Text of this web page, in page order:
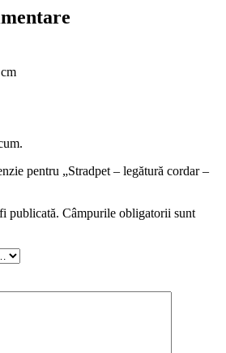
pentru „Stradpet – legătură cordar –
publicată. Câmpurile obligatorii sunt